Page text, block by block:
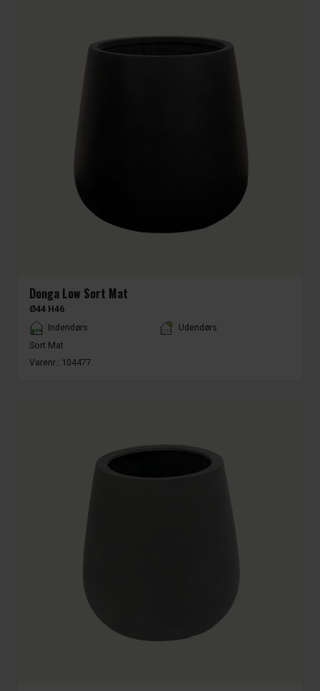
Donga Low Sort Mat
Ø44 H46
Placement
Indendørs
Udendørs
Sort Mat
Varenr.: 104477